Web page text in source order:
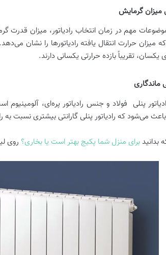
مهم در زمان انتخاب رادیاتور، میزان قدرت
میزان حرارت انتقال یافته رادیاتورها را نشان
یکسان، تقریباً بازده حرارتی یکسانی دارند.
پنلی فولاد و جنس رادیاتور پره‌ای،
می‌شود که رادیاتور پنلی گارانتی بیشتری نسبت به
بدانیدبرای منزل شما پکیج بهتر است یا بخاری؟ روی